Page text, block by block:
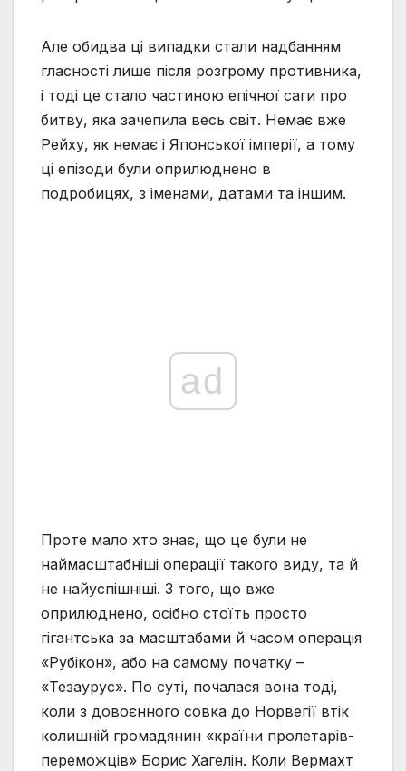
Але обидва ці випадки стали надбанням
гласності лише після розгрому противника,
і тоді це стало частиною епічної саги про
битву, яка зачепила весь світ. Немає вже
Рейху, як немає і Японської імперії, а тому
ці епізоди були оприлюднено в
подробицях, з іменами, датами та іншим.
ad
Проте мало хто знає, що це були не
наймасштабніші операції такого виду, та й
не найуспішніші. З того, що вже
оприлюднено, осібно стоїть просто
гігантська за масштабами й часом операція
«Рубікон», або на самому початку –
«Тезаурус». По суті, почалася вона тоді,
коли з довоєнного совка до Норвегії втік
колишній громадянин «країни пролетарів-
переможців» Борис Хагелін. Коли Вермахт